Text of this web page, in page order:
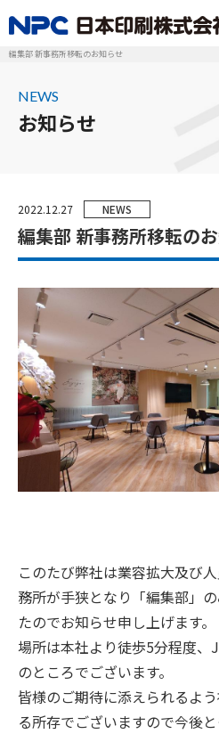
編集部 新事務所移転のお知らせ
NEWS
お知らせ
2022.12.27 NEWS
編集部 新事務所移転の
このたび弊社は業容拡大及び
務所が手狭となり「編集部」
たのでお知らせ申し上げます。
場所は本社より徒歩5分程度、
のところでございます。
皆様のご期待に添えられるよ
る所存でございますので今後